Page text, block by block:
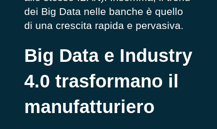
dei Big Data nelle banche è quello
di una crescita rapida e pervasiva.
Big Data e Industry
4.0 trasformano il
manufatturiero